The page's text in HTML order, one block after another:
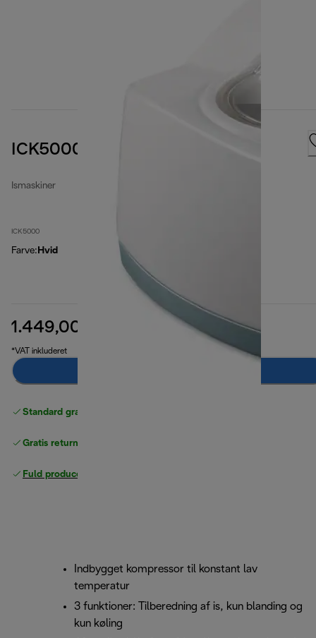
ICK5000 Ismaskine
Ismaskiner
ICK5000
Farve: Hvid
1.449,00 kr. oprindelig pris 2.239,00 kr.
(-35 %)
*VAT inkluderet
Standard gratis levering
Gratis returneringer
Fuld producentgaranti
Indbygget kompressor til konstant lav
temperatur
3 funktioner: Tilberedning af is, kun blanding og
kun køling